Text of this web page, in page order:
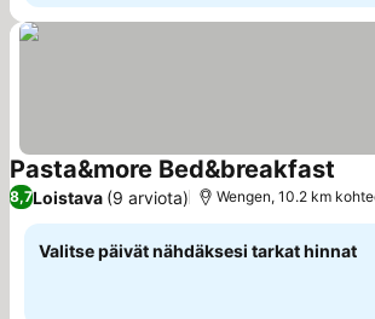
Pasta&more Bed&breakfast
8,7Loistava (9 arviota) Wengen, 10.2 km
Valitse päivät nähdäksesi tarkat hinnat